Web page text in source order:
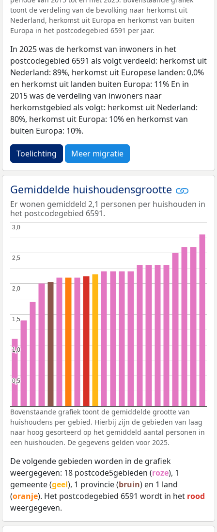
toont de verdeling van de bevolking naar herkomst uit
Nederland, herkomst uit Europa en herkomst van buiten
Europa in het postcodegebied 6591 per jaar.
In 2025 was de herkomst van inwoners in het
postcodegebied 6591 als volgt verdeeld: herkomst uit
Nederland: 89%, herkomst uit Europese landen: 0,0%
en herkomst uit landen buiten Europa: 11% En in
2015 was de verdeling van inwoners naar
herkomstgebied als volgt: herkomst uit Nederland:
80%, herkomst uit Europa: 10% en herkomst van
buiten Europa: 10%.
Toelichting Meer migratie
Gemiddelde huishoudensgrootte
Er wonen gemiddeld 2,1 personen per huishouden in
het postcodegebied 6591.
0,5
0,5
1,0
1,0
1,5
1,5
2,0
2,0
2,5
2,5
3,0
3,0
Bovenstaande grafiek toont de gemiddelde grootte van
huishoudens per gebied. Hierbij zijn de gebieden van laag
naar hoog gesorteerd op het gemiddeld aantal personen in
een huishouden. De gegevens gelden voor 2025.
De volgende gebieden worden in de grafiek
weergegeven: 18 postcode5gebieden (roze), 1
gemeente (geel), 1 provincie (bruin) en 1 land
(oranje). Het postcodegebied 6591 wordt in het rood
weergegeven.